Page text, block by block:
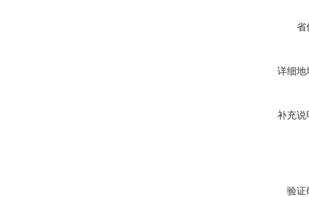
省
详细地
补充说
验证